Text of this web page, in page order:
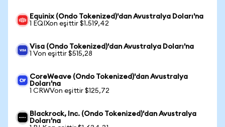
Equinix (Ondo Tokenized)'dan Avustralya Doları'na
1 EQIXon eşittir $1.519,42
Visa (Ondo Tokenized)'dan Avustralya Doları'na
1 Von eşittir $515,28
CoreWeave (Ondo Tokenized)'dan Avustralya
Doları'na
1 CRWVon eşittir $125,72
Blackrock, Inc. (Ondo Tokenized)'dan Avustralya
Doları'na